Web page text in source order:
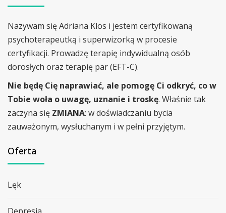
Nazywam się Adriana Klos i jestem certyfikowaną
psychoterapeutką i superwizorką w procesie
certyfikacji. Prowadzę terapię indywidualną osób
dorosłych oraz terapię par (EFT-C).
Nie będę Cię naprawiać, ale pomogę Ci odkryć, co w
Tobie woła o uwagę, uznanie i troskę. Właśnie tak
zaczyna się ZMIANA: w doświadczaniu bycia
zauważonym, wysłuchanym i w pełni przyjętym.
Oferta
Lęk